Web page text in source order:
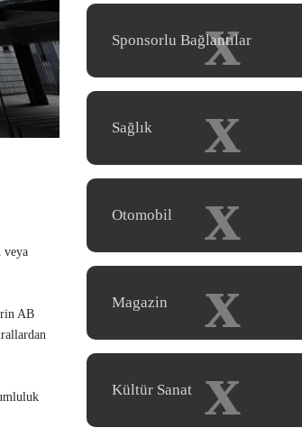
veya
AB
x
Sponsorlu Bağlantılar
x
Sağlık
x
Otomobil
x
Magazin
x
Kültür Sanat